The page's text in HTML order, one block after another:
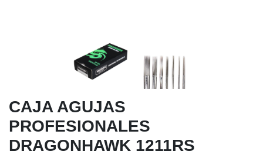
CAJA AGUJAS
PROFESIONALES
DRAGONHAWK 1211RS